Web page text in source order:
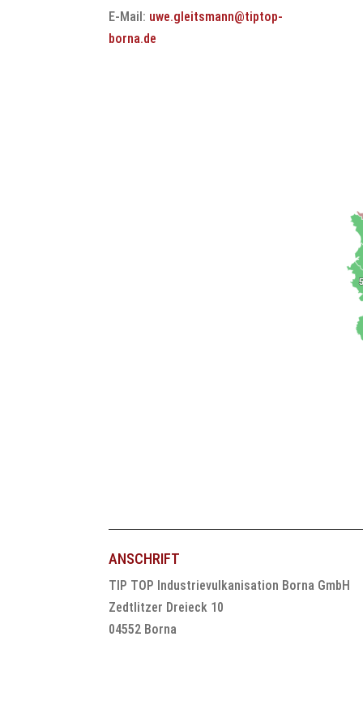
E-Mail: uwe.gleitsmann@tiptop-
borna.de
ANSCHRIFT
TIP TOP Industrievulkanisation Borna GmbH
Zedtlitzer Dreieck 10
04552 Borna